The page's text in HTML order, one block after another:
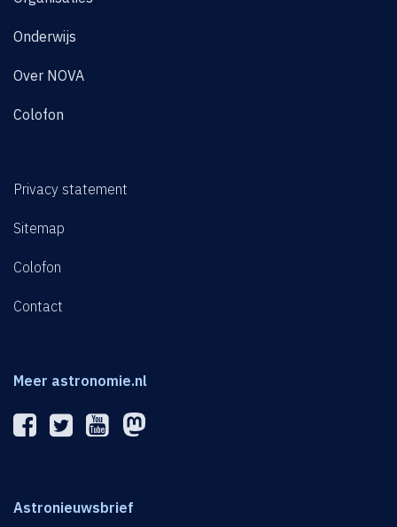
Onderwijs
Over NOVA
Colofon
Privacy statement
Sitemap
Colofon
Contact
Meer astronomie.nl
Astronieuwsbrief